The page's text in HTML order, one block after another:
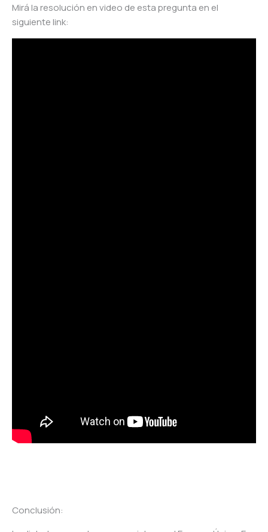
Mirá la resolución en video de esta pregunta en el
siguiente link:
Conclusión: